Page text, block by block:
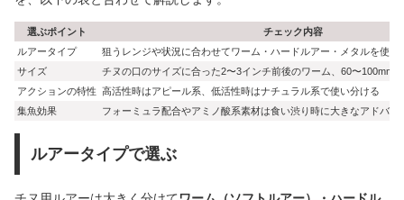
選ぶポイント
チェック内容
ルアータイプ
狙うレンジや状況に合わせてワーム・ハードルアー・メタルを使い
サイズ
チヌの口のサイズに合った2〜3インチ前後のワーム、60〜100mm
アクションの特性 高活性時はアピール系、低活性時はナチュラル系で使い分ける
集魚効果
フォーミュラ配合やアミノ酸系素材は食い渋り時に大きなアドバン
ルアータイプで選ぶ